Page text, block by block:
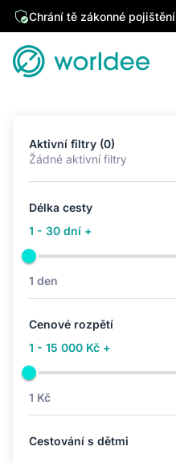
Chrání tě zákonné pojištění
Aktivní filtry (0)
Žádné aktivní filtry
Délka cesty
1 - 30 dní +
1 den
Cenové rozpětí
1 - 15 000 Kč +
1 Kč
Cestování s dětmi